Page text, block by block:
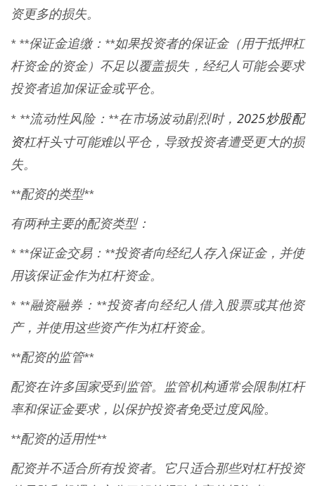
资更多的损失。
* **保证金追缴：**如果投资者的保证金（用于抵押杠
杆资金的资金）不足以覆盖损失，经纪人可能会要求
投资者追加保证金或平仓。
* **流动性风险：**在市场波动剧烈时， 2025炒股配
资杠杆头寸可能难以平仓，导致投资者遭受更大的损
失。
**配资的类型**
有两种主要的配资类型：
* **保证金交易：**投资者向经纪人存入保证金，并使
用该保证金作为杠杆资金。
* **融资融券：**投资者向经纪人借入股票或其他资
产，并使用这些资产作为杠杆资金。
**配资的监管**
配资在许多国家受到监管。监管机构通常会限制杠杆
率和保证金要求，以保护投资者免受过度风险。
**配资的适用性**
配资并不适合所有投资者。它只适合那些对杠杆投资